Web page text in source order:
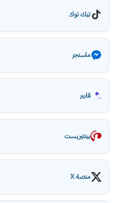
تيك توك
ماسنجر
فايبر
بينتيريست
منصة X